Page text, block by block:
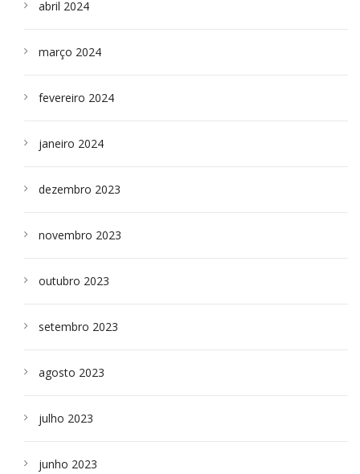
abril 2024
março 2024
fevereiro 2024
janeiro 2024
dezembro 2023
novembro 2023
outubro 2023
setembro 2023
agosto 2023
julho 2023
junho 2023